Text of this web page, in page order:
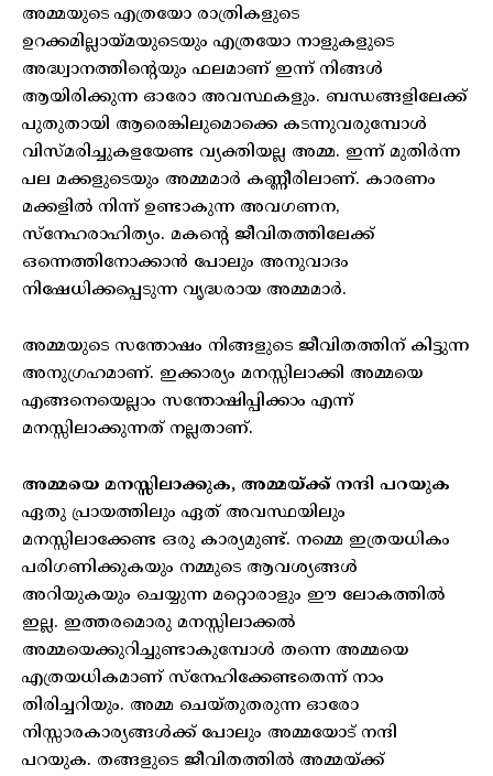
അമ്മയുടെ എത്രയോ രാത്രികളുടെ
ഉറക്കമില്ലായ്മയുടെയും എത്രയോ നാളുകളുടെ
അദ്ധ്വാനത്തിന്റെയും ഫലമാണ് ഇന്ന് നിങ്ങൾ
ആയിരിക്കുന്ന ഓരോ അവസ്ഥകളും. ബന്ധങ്ങളിലേക്ക്
പുതുതായി ആരെങ്കിലുമൊക്കെ കടന്നുവരുമ്പോൾ
വിസ്മരിച്ചുകളയേണ്ട വ്യക്തിയല്ല അമ്മ. ഇന്ന് മുതിർന്ന
പല മക്കളുടെയും അമ്മമാർ കണ്ണീരിലാണ്. കാരണം
മക്കളിൽ നിന്ന് ഉണ്ടാകുന്ന അവഗണന,
സ്നേഹരാഹിത്യം. മകന്റെ ജീവിതത്തിലേക്ക്
ഒന്നെത്തിനോക്കാൻ പോലും അനുവാദം
നിഷേധിക്കപ്പെടുന്ന വൃദ്ധരായ അമ്മമാർ.
അമ്മയുടെ സന്തോഷം നിങ്ങളുടെ ജീവിതത്തിന് കിട്ടുന്ന
അനുഗ്രഹമാണ്. ഇക്കാര്യം മനസ്സിലാക്കി അമ്മയെ
എങ്ങനെയെല്ലാം സന്തോഷിപ്പിക്കാം എന്ന്
മനസ്സിലാക്കുന്നത് നല്ലതാണ്.
അമ്മയെ മനസ്സിലാക്കുക, അമ്മയ്ക്ക് നന്ദി പറയുക
ഏതു പ്രായത്തിലും ഏത് അവസ്ഥയിലും
മനസ്സിലാക്കേണ്ട ഒരു കാര്യമുണ്ട്. നമ്മെ ഇത്രയധികം
പരിഗണിക്കുകയും നമ്മുടെ ആവശ്യങ്ങൾ
അറിയുകയും ചെയ്യുന്ന മറ്റൊരാളും ഈ ലോകത്തിൽ
ഇല്ല. ഇത്തരമൊരു മനസ്സിലാക്കൽ
അമ്മയെക്കുറിച്ചുണ്ടാകുമ്പോൾ തന്നെ അമ്മയെ
എത്രയധികമാണ് സ്നേഹിക്കേണ്ടതെന്ന് നാം
തിരിച്ചറിയും. അമ്മ ചെയ്തുതരുന്ന ഓരോ
നിസ്സാരകാര്യങ്ങൾക്ക് പോലും അമ്മയോട് നന്ദി
പറയുക. തങ്ങളുടെ ജീവിതത്തിൽ അമ്മയ്ക്ക്